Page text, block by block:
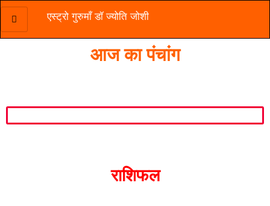
Skip
एस्ट्रो गुरुमाँ डॉ ज्योति जोशी
आज का पंचांग
राशिफल